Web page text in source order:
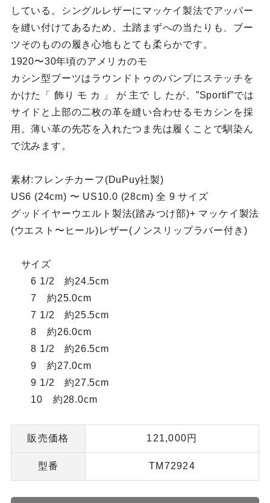
している。シングルレザーにマッケイ製法でアッパー
を縫い付けてあるため、土踏まずへの当たりも、ブー
ツそのものの履き心地もとても柔らかです。
1920〜30年頃のアメリカのモ
カシン型ブーツはラウンドトゥのバンプにステッチを
かけた「 飾り モ カ 」 が 主で し たが、”Sportif”では
サイドと上部の二枚の革を縫い合わせるモカシンを採
用。薄い革の先芯を入れたつま先は履くことで馴染ん
で沈みます。
素材:フレンチカーフ(DuPuy社製)
US6 (24cm) 〜 US10.0 (28cm) 全 9 サイズ
グッドイヤーウエルト製法(踏みつけ部)+ マッケイ製法
(ウエスト〜ヒール)レザー(ノンスリップラバー付き)
サイズ
6 1/2 約24.5cm
7 約25.0cm
7 1/2 約25.5cm
8 約26.0cm
8 1/2 約26.5cm
9 約27.0cm
9 1/2 約27.5cm
10 約28.0cm
販売価格 121,000円
型番 TM72924